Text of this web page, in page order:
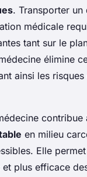
. Transporter un
médicale
tant sur le
élimine
ainsi les
contribue
en milieu
Elle
plus efficace